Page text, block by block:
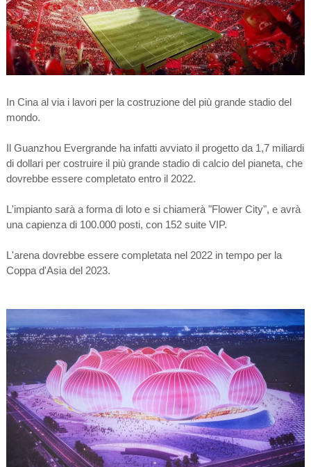
In Cina al via i lavori per la costruzione del più grande stadio del
mondo.
Il Guanzhou Evergrande ha infatti avviato il progetto da 1,7 miliardi
di dollari per costruire il più grande stadio di calcio del pianeta, che
dovrebbe essere completato entro il 2022.
L'impianto sarà a forma di loto e si chiamerà "Flower City", e avrà
una capienza di 100.000 posti, con 152 suite VIP.
L'arena dovrebbe essere completata nel 2022 in tempo per la
Coppa d'Asia del 2023.